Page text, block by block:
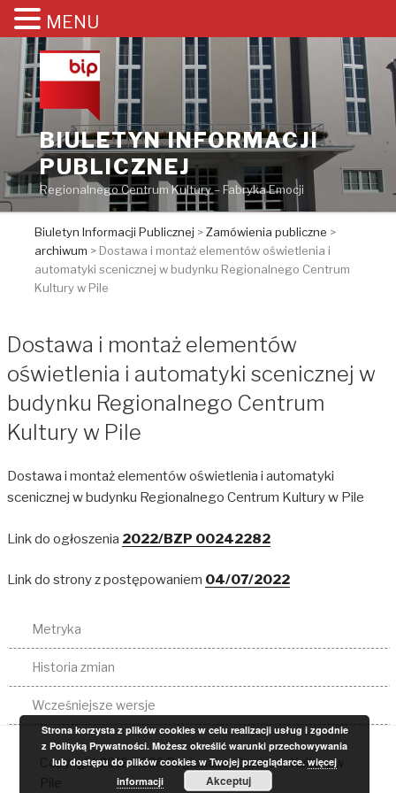
Przejdź
treści
BIULETYN INFORMACJI
PUBLICZNEJ
Regionalnego Centrum Kultury – Fabryka Emocji
Biuletyn Informacji Publicznej >Zamówienia publiczne >
archiwum > Dostawa i montaż elementów oświetlenia i
automatyki scenicznej w budynku Regionalnego Centrum
Kultury w Pile
Dostawa i montaż elementów
oświetlenia i automatyki scenicznej w
budynku Regionalnego Centrum
Kultury w Pile
Dostawa i montaż elementów oświetlenia i automatyki
scenicznej w budynku Regionalnego Centrum Kultury w Pile
Link do ogłoszenia 2022/BZP 00242282
Link do strony z postępowaniem 04/07/2022
Metryka
Historia zmian
Wcześniejsze wersje
Copyright 2012-2026 Regionalne Centrum Kultury w
MENU
Strona korzysta z plików cookies w celu realizacji usług i zgodnie
z Polityką Prywatności. Możesz określić warunki przechowywania
lub dostępu do plików cookies w Twojej przeglądarce.więcej
informacji
Akceptuj